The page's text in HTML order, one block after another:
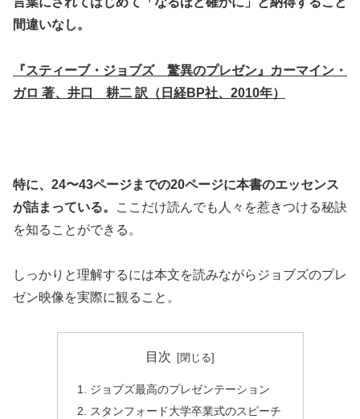
間違いなし。
『スティーブ・ジョブズ 驚異のプレゼン』カーマイン・
ガロ 著、井口 耕二 訳（日経BP社、2010年）
特に、24〜43ページまでの20ページに本書のエッセンス
が詰まっている。
ここだけ読んでも人々を惹きつける秘訣
を知ることができる。
しっかりと理解するには本文を読みながらジョブズのプレ
ゼン映像を実際に観ること。
目次
ジョブズ最高のプレゼンテーション
スタンフォード大学卒業式のスピーチ